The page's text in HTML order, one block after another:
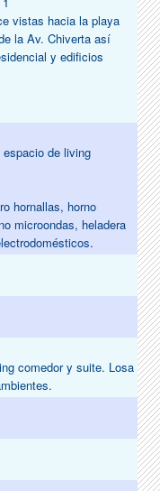
vistas hacia la playa
la Av. Chiverta así
y edificios
de living
hornallas, horno
microondas, heladera
comedor y suite. Losa